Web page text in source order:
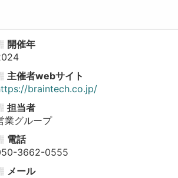
開催年
主催者webサイト
braintech.co.jp/
担当者
業グループ
電話
3662-0555
メール